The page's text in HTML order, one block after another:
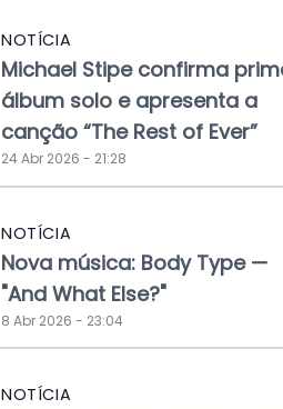
NOTÍCIA
Michael Stipe confirma
álbum solo e apresenta a
canção “The Rest of Ever”
24 Abr 2026 - 21:28
NOTÍCIA
Nova música: Body Type —
"And What Else?"
8 Abr 2026 - 23:04
NOTÍCIA